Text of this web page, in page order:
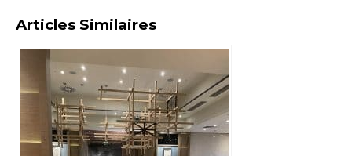
Articles Similaires